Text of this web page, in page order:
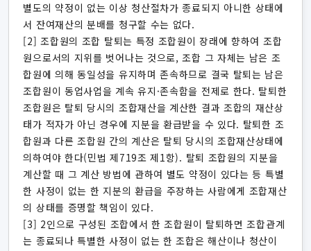
별도의 약정이 없는 이상 청산절차가 종료되지 아니한 상태에
서 잔여재산의 분배를 청구할 수는 없다.
[2] 조합원의 조합 탈퇴는 특정 조합원이 장래에 향하여 조합
원으로서의 지위를 벗어나는 것으로, 조합 그 자체는 남은 조
합원에 의해 동일성을 유지하며 존속하므로 결국 탈퇴는 남은
조합원이 동업사업을 계속 유지·존속함을 전제로 한다. 탈퇴한
조합원은 탈퇴 당시의 조합재산을 계산한 결과 조합의 재산상
태가 적자가 아닌 경우에 지분을 환급받을 수 있다. 탈퇴한 조
합원과 다른 조합원 간의 계산은 탈퇴 당시의 조합재산상태에
의하여야 한다(민법 제719조 제1항). 탈퇴 조합원의 지분을
계산할 때 그 계산 방법에 관하여 별도 약정이 있다는 등 특별
한 사정이 없는 한 지분의 환급을 주장하는 사람에게 조합재산
의 상태를 증명할 책임이 있다.
[3] 2인으로 구성된 조합에서 한 조합원이 탈퇴하면 조합관계
는 종료되나 특별한 사정이 없는 한 조합은 해산이나 청산이